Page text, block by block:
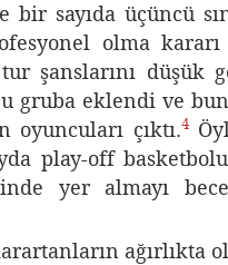
bir sayıda üçüncü
olma kararı
şanslarını düşük
gruba eklendi ve
oyuncuları çıktı.4
play-off
yer almayı
ağırlıkta